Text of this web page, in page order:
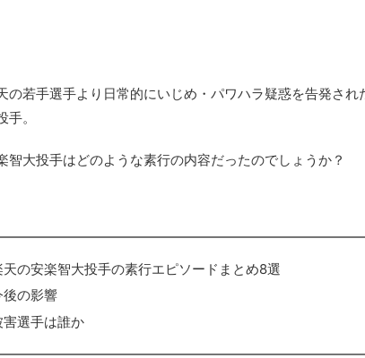
の若手選手より日常的にいじめ・パワハラ疑惑を告発され
手。
智大投手はどのような素行の内容だったのでしょうか？
天の安楽智大投手の素行エピソードまとめ8選
後の影響
害選手は誰か